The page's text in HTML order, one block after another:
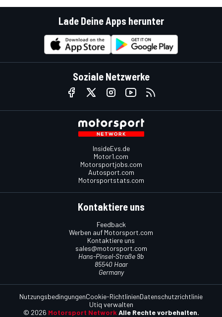
Lade Deine Apps herunter
Soziale Netzwerke
InsideEvs.de
Motor1.com
Motorsportjobs.com
Autosport.com
Motorsportstats.com
Kontaktiere uns
Feedback
Werben auf Motorsport.com
Kontaktiere uns
sales@motorsport.com
Hans-Pinsel-Straße 9b
85540 Haar
Germany
© 2026 Motorsport Network Alle Rechte vorbehalten.
NutzungsbedingungenCookie-RichtlinienDatenschutzrichtlinie
Utiq verwalten